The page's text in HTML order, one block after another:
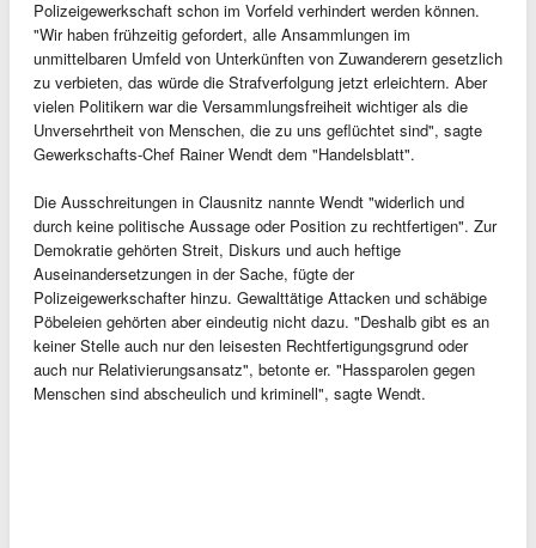
Polizeigewerkschaft schon im Vorfeld verhindert werden können.
"Wir haben frühzeitig gefordert, alle Ansammlungen im
unmittelbaren Umfeld von Unterkünften von Zuwanderern gesetzlich
zu verbieten, das würde die Strafverfolgung jetzt erleichtern. Aber
vielen Politikern war die Versammlungsfreiheit wichtiger als die
Unversehrtheit von Menschen, die zu uns geflüchtet sind", sagte
Gewerkschafts-Chef Rainer Wendt dem "Handelsblatt".
Die Ausschreitungen in Clausnitz nannte Wendt "widerlich und
durch keine politische Aussage oder Position zu rechtfertigen". Zur
Demokratie gehörten Streit, Diskurs und auch heftige
Auseinandersetzungen in der Sache, fügte der
Polizeigewerkschafter hinzu. Gewalttätige Attacken und schäbige
Pöbeleien gehörten aber eindeutig nicht dazu. "Deshalb gibt es an
keiner Stelle auch nur den leisesten Rechtfertigungsgrund oder
auch nur Relativierungsansatz", betonte er. "Hassparolen gegen
Menschen sind abscheulich und kriminell", sagte Wendt.